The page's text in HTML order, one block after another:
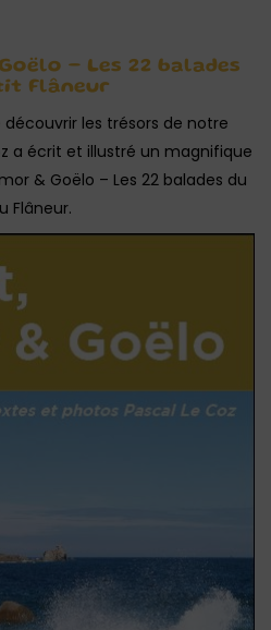
– Les 22 balades
Flâneur
découvrir les trésors de notre
a écrit et illustré un magnifique
& Goëlo – Les 22 balades du
Flâneur.